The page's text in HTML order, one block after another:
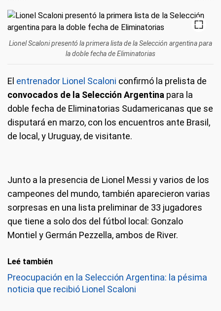
Lionel Scaloni presentó la primera lista de la Selección argentina para
la doble fecha de Eliminatorias
El entrenador Lionel Scaloni confirmó la prelista de
convocados de la Selección Argentina para la
doble fecha de Eliminatorias Sudamericanas que se
disputará en marzo, con los encuentros ante Brasil,
de local, y Uruguay, de visitante.
Junto a la presencia de Lionel Messi y varios de los
campeones del mundo, también aparecieron varias
sorpresas en una lista preliminar de 33 jugadores
que tiene a solo dos del fútbol local: Gonzalo
Montiel y Germán Pezzella, ambos de River.
Leé también
Preocupación en la Selección Argentina: la pésima
noticia que recibió Lionel Scaloni